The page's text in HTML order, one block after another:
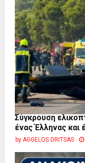
Σύγκρουση
ένας Έλληνας και
by AGGELOS DRITSAS